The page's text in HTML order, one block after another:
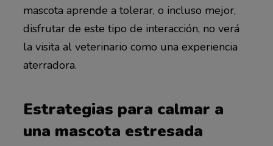
mascota aprende a tolerar, o incluso mejor,
disfrutar de este tipo de interacción, no verá
la visita al veterinario como una experiencia
aterradora.
Estrategias para calmar a
una mascota estresada